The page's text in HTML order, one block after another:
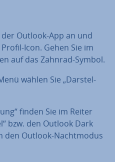
Outlook-App an und
Icon. Gehen Sie im
auf das Zahnrad-Symbol.
wählen Sie „Dar­stel­
finden Sie im Reiter
bzw. den Outlook Dark
den Outlook-Nacht­mo­dus